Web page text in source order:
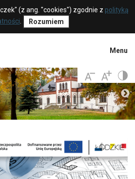
(z ang. "cookies") zgodnie z polityką
Rozumiem
Menu